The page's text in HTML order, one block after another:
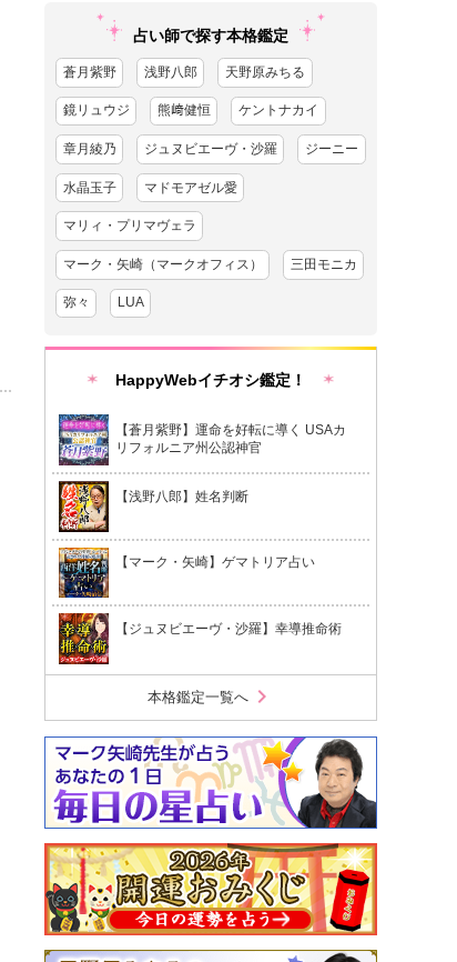
占い師で探す本格鑑定
蒼月紫野 浅野八郎 天野原みちる
鏡リュウジ 熊﨑健恒 ケントナカイ
章月綾乃 ジュヌビエーヴ・沙羅 ジーニー
水晶玉子 マドモアゼル愛
マリィ・プリマヴェラ
マーク・矢崎（マークオフィス） 三田モニカ
弥々 LUA
HappyWebイチオシ鑑定！
【蒼月紫野】運命を好転に導く USAカ
リフォルニア州公認神官
【浅野八郎】姓名判断
【マーク・矢崎】ゲマトリア占い
【ジュヌビエーヴ・沙羅】幸導推命術
本格鑑定一覧へchevron_right